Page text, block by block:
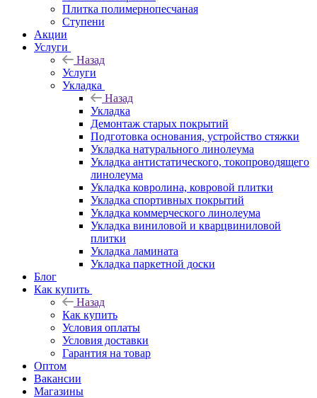
Плитка полимернопесчаная
Ступени
Акции
Услуги
Назад
Услуги
Укладка
Назад
Укладка
Демонтаж старых покрытий
Подготовка основания, устройство стяжки
Укладка натурального линолеума
Укладка антистатического, токопроводящего
линолеума
Укладка ковролина, ковровой плитки
Укладка спортивных покрытий
Укладка коммерческого линолеума
Укладка виниловой и кварцвиниловой
плитки
Укладка ламината
Укладка паркетной доски
Блог
Как купить
Назад
Как купить
Условия оплаты
Условия доставки
Гарантия на товар
Оптом
Вакансии
Магазины